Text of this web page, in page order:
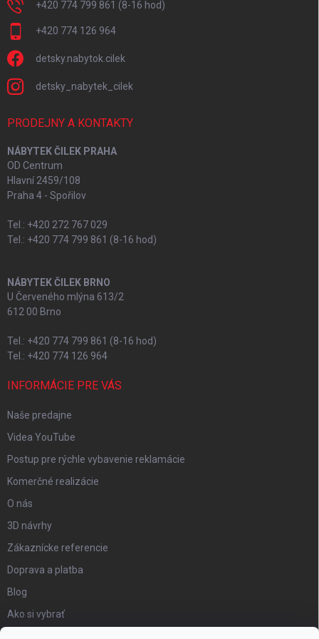
+420 774 799 861 (8-16 hod)
+420 774 126 964
detsky.nabytok.cilek
detsky_nabytek_cilek
PRODEJNY A KONTAKTY
NÁBYTEK ČILEK PRAHA
OD Centrum
Hlavní 2459/108
Praha 4 - Spořilov
Tel.: +420 272 767 029
Tel.: +420 774 799 861 (8-16 hod)
NÁBYTEK ČILEK BRNO
U Červeného mlýna 613/2
612 00 Brno
Tel.: +420 774 799 861 (8-16 hod)
Tel.: +420 774 126 964
INFORMÁCIE PRE VÁS
Naše predajne
Videa YouTube
Postup pre rýchle vybavenie reklamácie
Komerčné realizácie
O nás
3D návrhy
Zákaznícke referencie
Doprava a platba
Blog
Ako si vybrať